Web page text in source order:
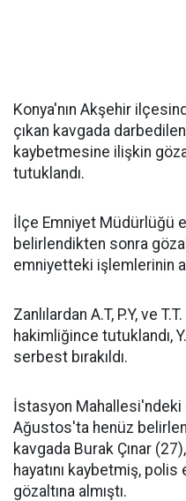
Konya'nın Akşehir
çıkan kavgada darbedilen
kaybetmesine ilişkin
tutuklandı.
İlçe Emniyet Müdürlüğü
belirlendikten sonra
emniyetteki işlemlerinin
Zanlılardan A.T, P.Y, ve
hakimliğince tutuklandı,
serbest bırakıldı.
İstasyon
Ağustos'ta henüz
kavgada Burak Çınar
hayatını kaybetmiş,
gözaltına almıştı.